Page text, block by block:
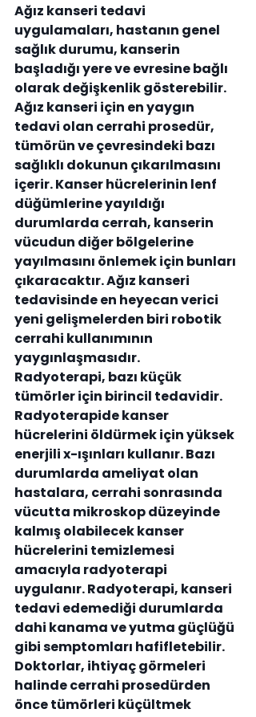
Ağız kanseri tedavi
uygulamaları, hastanın genel
sağlık durumu, kanserin
başladığı yere ve evresine bağlı
olarak değişkenlik gösterebilir.
Ağız kanseri için en yaygın
tedavi olan cerrahi prosedür,
tümörün ve çevresindeki bazı
sağlıklı dokunun çıkarılmasını
içerir. Kanser hücrelerinin lenf
düğümlerine yayıldığı
durumlarda cerrah, kanserin
vücudun diğer bölgelerine
yayılmasını önlemek için bunları
çıkaracaktır. Ağız kanseri
tedavisinde en heyecan verici
yeni gelişmelerden biri robotik
cerrahi kullanımının
yaygınlaşmasıdır.
Radyoterapi, bazı küçük
tümörler için birincil tedavidir.
Radyoterapide kanser
hücrelerini öldürmek için yüksek
enerjili x-ışınları kullanır. Bazı
durumlarda ameliyat olan
hastalara, cerrahi sonrasında
vücutta mikroskop düzeyinde
kalmış olabilecek kanser
hücrelerini temizlemesi
amacıyla radyoterapi
uygulanır. Radyoterapi, kanseri
tedavi edemediği durumlarda
dahi kanama ve yutma güçlüğü
gibi semptomları hafifletebilir.
Doktorlar, ihtiyaç görmeleri
halinde cerrahi prosedürden
önce tümörleri küçültmek